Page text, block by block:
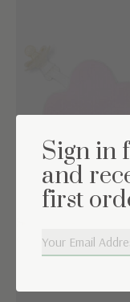
Sign in
and
first